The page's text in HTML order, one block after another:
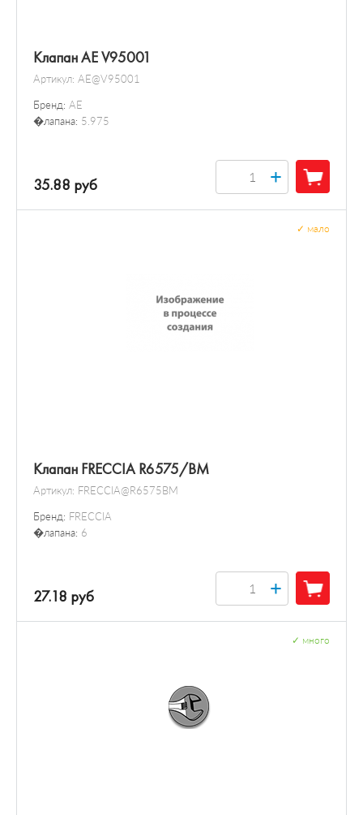
Клапан AE V95001
Артикул: AE@V95001
Бренд: AE
�лапана: 5.975
35.88 руб +
Клапан FRECCIA R6575/BM
Артикул: FRECCIA@R6575BM
Бренд: FRECCIA
�лапана: 6
мало
27.18 руб +
много